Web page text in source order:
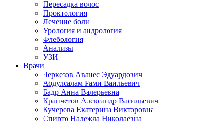
Пересадка волос
Проктология
Лечение боли
Урология и андрология
Флебология
Анализы
УЗИ
Врачи
Черкезов Аванес Эдуардович
Абдулсалам Рами Ваильевич
Бадр Анна Валерьевна
Крапчетов Александр Васильевич
Кучерова Екатерина Викторовна
Спирто Надежда Николаевна